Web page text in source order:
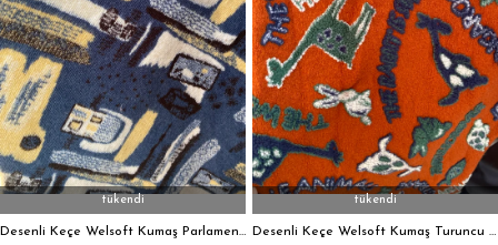
tükendi
Desenli Keçe Welsoft Kumaş Parlament Mavi
tükendi
Desenli Keçe Welsoft Kumaş Turuncu Desenli